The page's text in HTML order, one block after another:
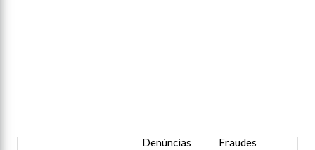
Denúncias Fraudes